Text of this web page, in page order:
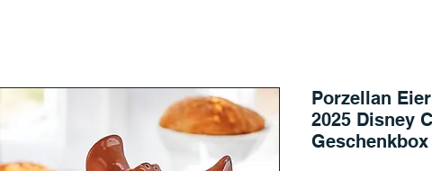
Porzellan
2025 Disney
Geschenkbox